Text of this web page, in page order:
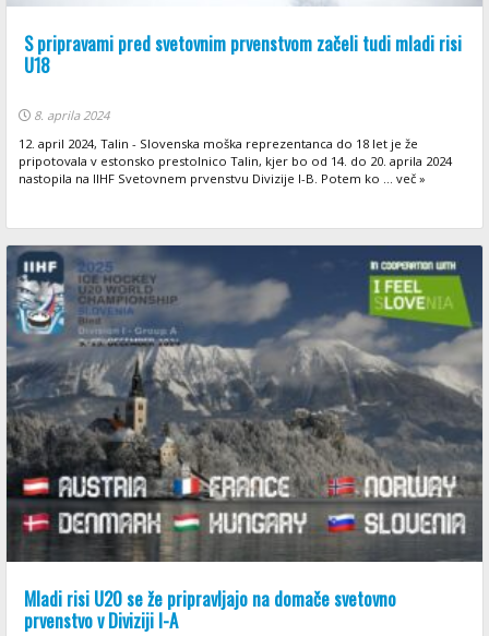
S pripravami pred svetovnim prvenstvom začeli tudi mladi risi
U18
8. aprila 2024
12. april 2024, Talin - Slovenska moška reprezentanca do 18 let je že
pripotovala v estonsko prestolnico Talin, kjer bo od 14. do 20. aprila 2024
nastopila na IIHF Svetovnem prvenstvu Divizije I-B. Potem ko ... več »
Mladi risi U20 se že pripravljajo na domače svetovno
prvenstvo v Diviziji I-A